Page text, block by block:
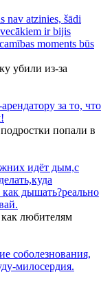
nav atzinies, šādi
ir bijis
moments būs
убили из-за
за то, что
попали в
идёт дым,с
как дышать?реально
любителям
соболезнования,
милосердия.